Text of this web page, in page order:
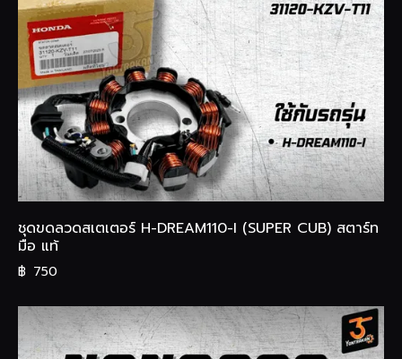
ชุดขดลวดสเตเตอร์ H-DREAM110-I (SUPER CUB) สตาร์ท
มือ แท้
฿ 750